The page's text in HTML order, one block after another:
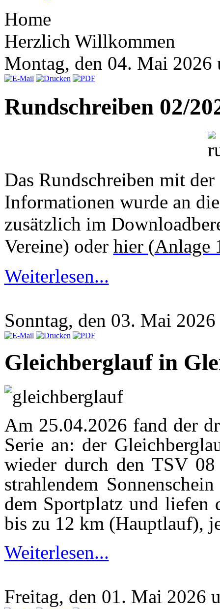
Home
Herzlich Willkommen
Montag, den 04. Mai
Rundschreiben 02/
Das Rundschreiben mit
Informationen wurde an
zusätzlich im
Vereine) oder hier (Anlage
Weiterlesen...
Sonntag, den 03. Mai
Gleichberglauf in
Am 25.04.2026 fand der
Serie an: der
wieder durch den TSV
strahlendem
dem Sportplatz und liefen
bis zu 12 km (Hauptlauf),
Weiterlesen...
Freitag, den 01. Mai 2026